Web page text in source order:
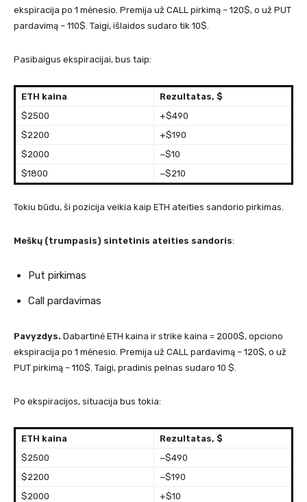
ekspiracija po 1 mėnesio. Premija už CALL pirkimą – 120$, o už PUT
pardavimą – 110$. Taigi, išlaidos sudaro tik 10$.
Pasibaigus ekspiracijai, bus taip:
ETH kaina
Rezultatas, $
$2500
+$490
$2200
+$190
$2000
−$10
$1800
−$210
Tokiu būdu, ši pozicija veikia kaip ETH ateities sandorio pirkimas.
Meškų (trumpasis) sintetinis ateities sandoris:
Put pirkimas
Call pardavimas
Pavyzdys. Dabartinė ETH kaina ir strike kaina = 2000$, opciono
ekspiracija po 1 mėnesio. Premija už CALL pardavimą – 120$, o už
PUT pirkimą – 110$. Taigi, pradinis pelnas sudaro 10 $.
Po ekspiracijos, situacija bus tokia:
ETH kaina
Rezultatas, $
$2500
−$490
$2200
−$190
$2000
+$10